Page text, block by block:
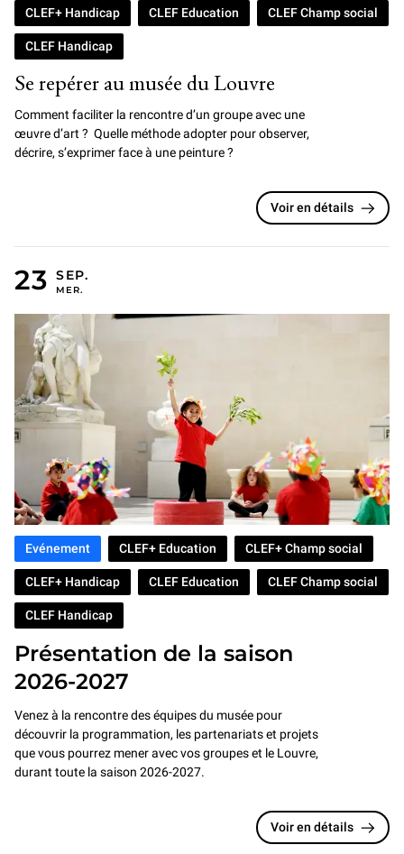
Se repérer au musée du Louvre
CLEF+ Handicap CLEF Education CLEF Champ social
CLEF Handicap
Comment faciliter la rencontre d’un groupe avec une
œuvre d’art ? Quelle méthode adopter pour observer,
décrire, s’exprimer face à une peinture ?
Voir en détails
Présentation de la saison
2026-2027
Evénement CLEF+ Education CLEF+ Champ social
CLEF+ Handicap CLEF Education CLEF Champ social
CLEF Handicap
Venez à la rencontre des équipes du musée pour
découvrir la programmation, les partenariats et projets
que vous pourrez mener avec vos groupes et le Louvre,
durant toute la saison 2026-2027.
Voir en détails